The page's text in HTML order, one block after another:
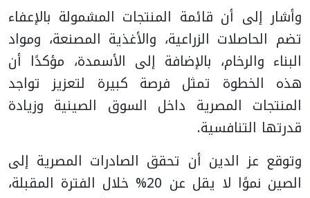
وأشار إلى أن قائمة المنتجات المشمولة بالإعفاء
تضم الحاصلات الزراعية، والأغذية المصنعة، ومواد
البناء والرخام، بالإضافة إلى الأسمدة، مؤكدًا أن
هذه الخطوة تمثل فرصة كبيرة لتعزيز تواجد
المنتجات المصرية داخل السوق الصينية وزيادة
قدرتها التنافسية.
وتوقع عز الدين أن تحقق الصادرات المصرية إلى
الصين نموًا لا يقل عن 20% خلال الفترة المقبلة،